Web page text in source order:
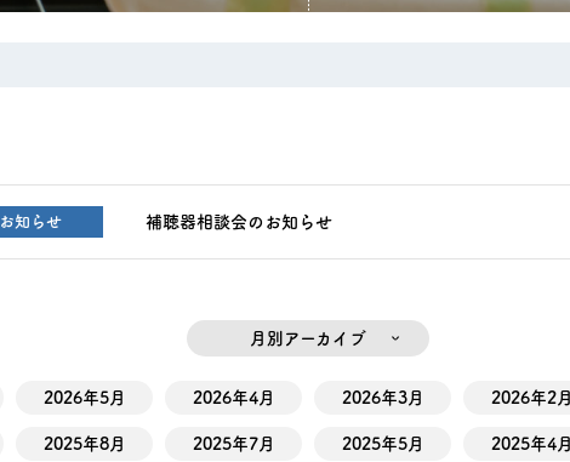
お知らせ 補聴器相談会のお知らせ
月別アーカイブ
2026年5月 2026年4月 2026年3月 2026年2月
2025年8月 2025年7月 2025年5月 2025年4月